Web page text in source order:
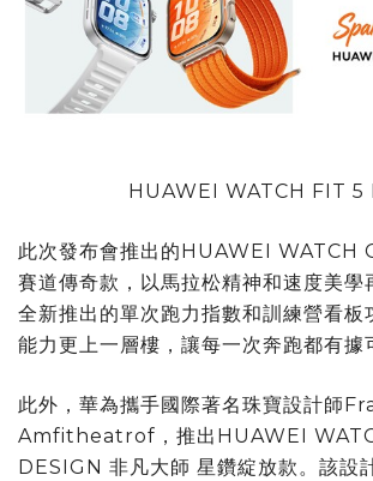
HUAWEI WATCH FIT 5
此次發布會推出的HUAWEI
賽道傳奇款，以馬拉松精神和速度美學
全新推出的單次跑力指數和訓練營看板
能力更上一層樓，讓每一次奔跑都有據
此外，華為攜手國際著名珠寶設計師
Amfitheatrof，推出HUAWEI
DESIGN 非凡大師 星鑽綻放款。該設